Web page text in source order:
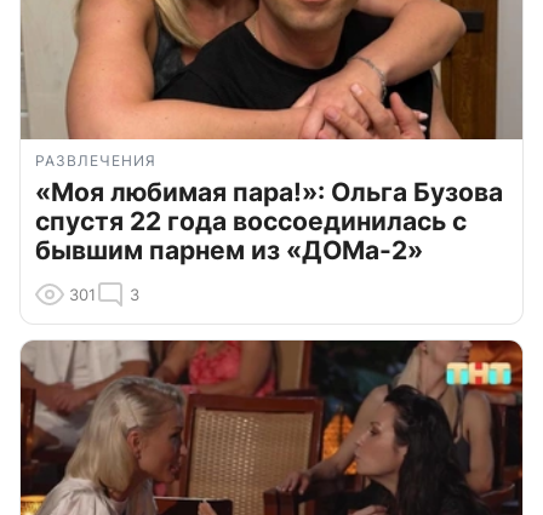
РАЗВЛЕЧЕНИЯ
«Моя любимая пара!»: Ольга Бузова
спустя 22 года воссоединилась с
бывшим парнем из «ДОМа-2»
301 3